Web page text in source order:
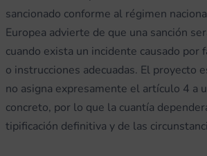
sancionado conforme al régimen
Europea advierte de que una sanción
cuando exista un incidente causado por
o instrucciones adecuadas. El proyecto
no asigna expresamente el artículo 4 a
concreto, por lo que la cuantía
tipificación definitiva y de las